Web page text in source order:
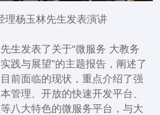
理杨玉林先生发表演讲
生发表了关于“微服务 大教务
与展望”的主题报告，阐述了
前面临的现状，重点介绍了强
管理、开放的快速开发平台、
八大特色的微服务平台，与大